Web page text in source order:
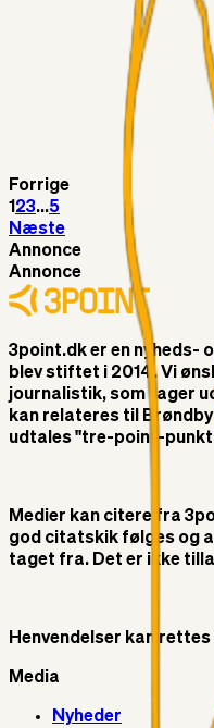
RasmusStephansen
03.
Olti Hyseni, Bliver
Nogensinde…..!!!
02. aug. 2026
Sydsiden mid Viborg
Forrige
1 23...5
Næste
Annonce
Annonce
3point.dk er en nyheds-
blev stiftet i 2014. Vi
journalistik, som tager
kan relateres til
udtales "tre-point-
Medier kan citere fra
god citatskik følges og
taget fra. Det er ikke
Henvendelser kan
Media
Nyheder